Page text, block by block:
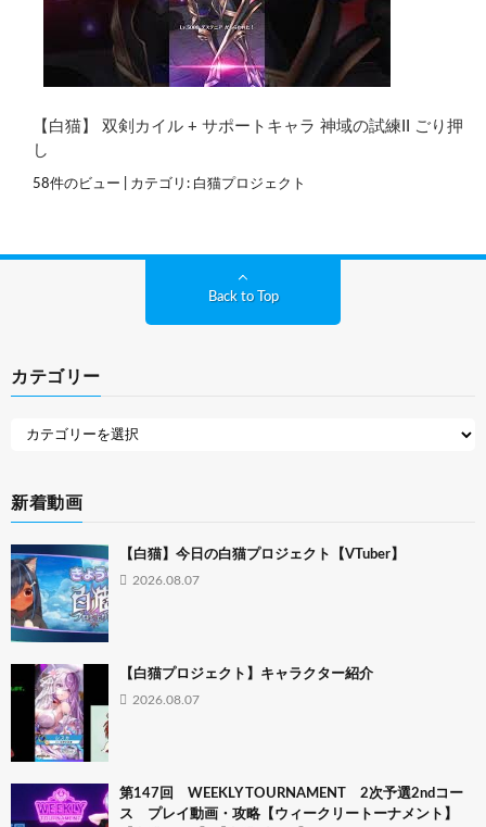
【白猫】 双剣カイル + サポートキャラ 神域の試練II ごり押
し
58件のビュー カテゴリ: 白猫プロジェクト
Back to Top
カテゴリー
新着動画
【白猫】今日の白猫プロジェクト【VTuber】
2026.08.07
【白猫プロジェクト】キャラクター紹介
2026.08.07
第147回 WEEKLY TOURNAMENT 2次予選2ndコー
ス プレイ動画・攻略【ウィークリートーナメント】